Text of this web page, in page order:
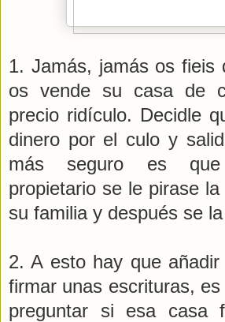
1. Jamás, jamás os fieis
os vende su casa de
precio ridículo. Decidle
dinero por el culo y
más seguro es
propietario se le pirase
su familia y después se
2. A esto hay que
firmar unas escrituras,
preguntar si esa casa